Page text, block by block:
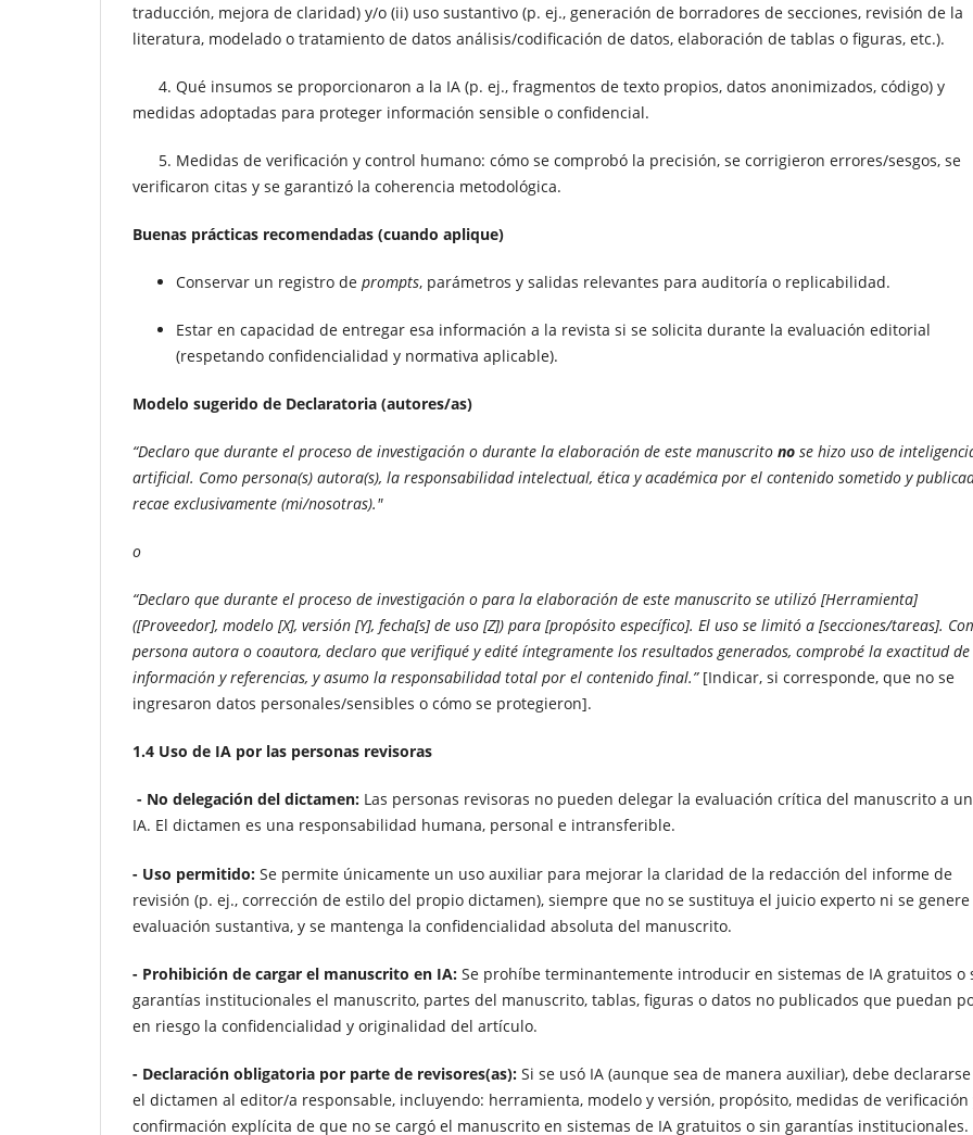
traducción, mejora de claridad) y/o (ii) uso sustantivo (p. ej., generación de borradores de secciones, revisión de la
literatura, modelado o tratamiento de datos análisis/codificación de datos, elaboración de tablas o figuras, etc.).
4. Qué insumos se proporcionaron a la IA (p. ej., fragmentos de texto propios, datos anonimizados, código) y
medidas adoptadas para proteger información sensible o confidencial.
5. Medidas de verificación y control humano: cómo se comprobó la precisión, se corrigieron errores/sesgos, se
verificaron citas y se garantizó la coherencia metodológica.
Buenas prácticas recomendadas (cuando aplique)
Conservar un registro de prompts, parámetros y salidas relevantes para auditoría o replicabilidad.
Estar en capacidad de entregar esa información a la revista si se solicita durante la evaluación editorial
(respetando confidencialidad y normativa aplicable).
Modelo sugerido de Declaratoria (autores/as)
“Declaro que durante el proceso de investigación o durante la elaboración de este manuscrito no se hizo uso de
artificial. Como persona(s) autora(s), la responsabilidad intelectual, ética y académica por el contenido sometido y
recae exclusivamente (mi/nosotras)."
o
“Declaro que durante el proceso de investigación o para la elaboración de este manuscrito se utilizó [Herramienta]
([Proveedor], modelo [X], versión [Y], fecha[s] de uso [Z]) para [propósito específico]. El uso se limitó a [secciones/tareas].
persona autora o coautora, declaro que verifiqué y edité íntegramente los resultados generados, comprobé la exactitud
información y referencias, y asumo la responsabilidad total por el contenido final.” [Indicar, si corresponde, que no se
ingresaron datos personales/sensibles o cómo se protegieron].
1.4 Uso de IA por las personas revisoras
- No delegación del dictamen: Las personas revisoras no pueden delegar la evaluación crítica del manuscrito a
IA. El dictamen es una responsabilidad humana, personal e intransferible.
- Uso permitido: Se permite únicamente un uso auxiliar para mejorar la claridad de la redacción del informe de
revisión (p. ej., corrección de estilo del propio dictamen), siempre que no se sustituya el juicio experto ni se genere
evaluación sustantiva, y se mantenga la confidencialidad absoluta del manuscrito.
- Prohibición de cargar el manuscrito en IA: Se prohíbe terminantemente introducir en sistemas de IA gratuitos o
garantías institucionales el manuscrito, partes del manuscrito, tablas, figuras o datos no publicados que puedan
en riesgo la confidencialidad y originalidad del artículo.
- Declaración obligatoria por parte de revisores(as): Si se usó IA (aunque sea de manera auxiliar), debe
el dictamen al editor/a responsable, incluyendo: herramienta, modelo y versión, propósito, medidas de verificación
confirmación explícita de que no se cargó el manuscrito en sistemas de IA gratuitos o sin garantías institucionales.